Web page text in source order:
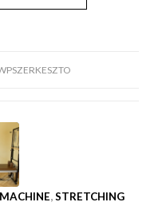
,STRETCHING